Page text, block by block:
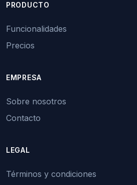
PRODUCTO
Funcionalidades
Precios
EMPRESA
Sobre nosotros
Contacto
LEGAL
Términos y condiciones